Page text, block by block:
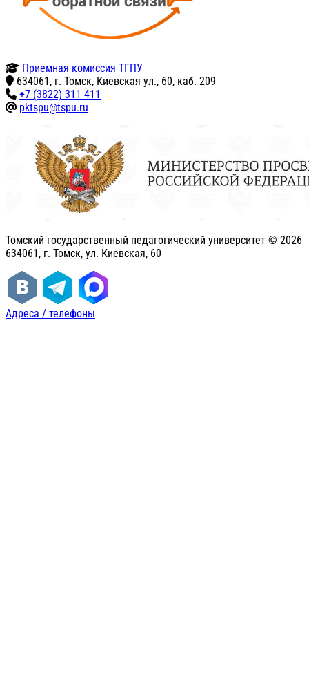
Приемная комиссия ТГПУ
634061, г. Томск, Киевская ул., 60, каб. 209
+7 (3822) 311 411
pktspu@tspu.ru
Томский государственный педагогический университет © 2026
634061, г. Томск, ул. Киевская, 60
Адреса / телефоны